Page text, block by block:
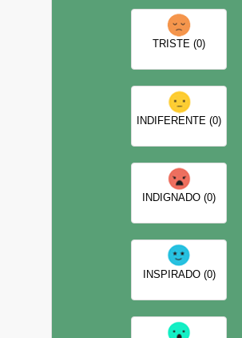
TRISTE (0)
INDIFERENTE (0)
INDIGNADO (0)
INSPIRADO (0)